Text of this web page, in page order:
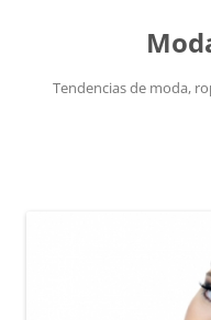
Tendencias de moda,